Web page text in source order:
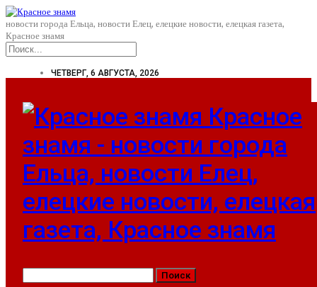
новости города Ельца, новости Елец, елецкие новости, елецкая газета,
Красное знамя
ЧЕТВЕРГ, 6 АВГУСТА, 2026
Красное
знамя - новости города
Ельца, новости Елец,
елецкие новости, елецкая
газета, Красное знамя